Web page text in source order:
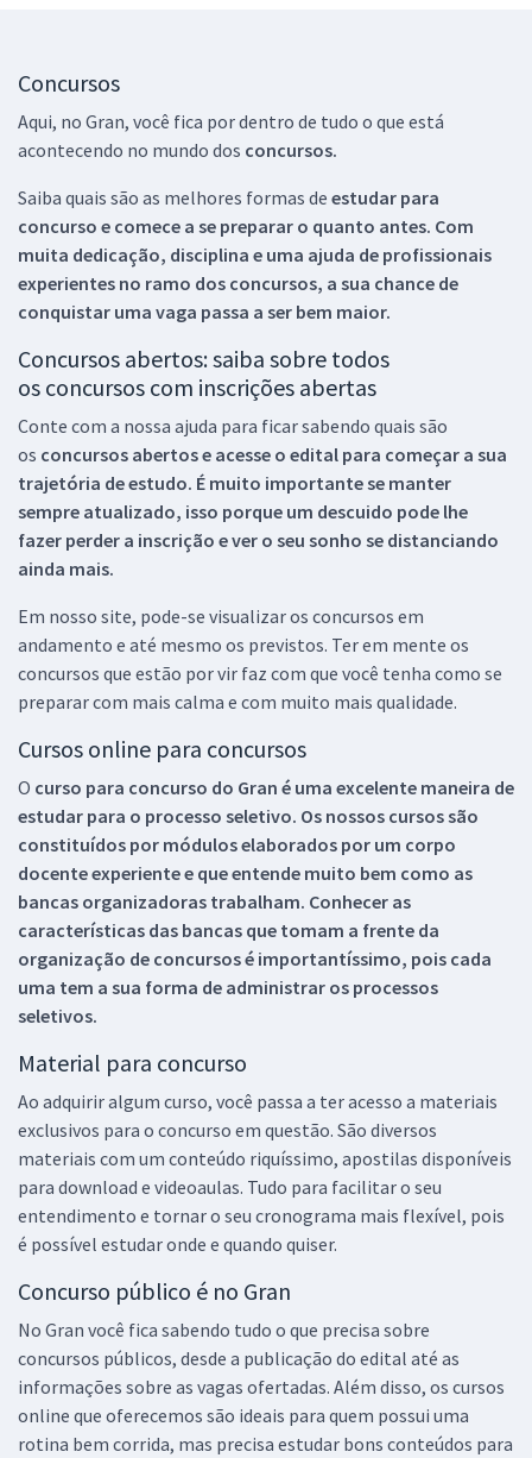
Concursos
Aqui, no Gran, você fica por dentro de tudo o que está
acontecendo no mundo dos concursos.
Saiba quais são as melhores formas de estudar para
concurso e comece a se preparar o quanto antes. Com
muita dedicação, disciplina e uma ajuda de profissionais
experientes no ramo dos concursos, a sua chance de
conquistar uma vaga passa a ser bem maior.
Concursos abertos: saiba sobre todos
os concursos com inscrições abertas
Conte com a nossa ajuda para ficar sabendo quais são
os concursos abertos e acesse o edital para começar a sua
trajetória de estudo. É muito importante se manter
sempre atualizado, isso porque um descuido pode lhe
fazer perder a inscrição e ver o seu sonho se distanciando
ainda mais.
Em nosso site, pode-se visualizar os concursos em
andamento e até mesmo os previstos. Ter em mente os
concursos que estão por vir faz com que você tenha como se
preparar com mais calma e com muito mais qualidade.
Cursos online para concursos
O curso para concurso do Gran é uma excelente maneira de
estudar para o processo seletivo. Os nossos cursos são
constituídos por módulos elaborados por um corpo
docente experiente e que entende muito bem como as
bancas organizadoras trabalham. Conhecer as
características das bancas que tomam a frente da
organização de concursos é importantíssimo, pois cada
uma tem a sua forma de administrar os processos
seletivos.
Material para concurso
Ao adquirir algum curso, você passa a ter acesso a materiais
exclusivos para o concurso em questão. São diversos
materiais com um conteúdo riquíssimo, apostilas disponíveis
para download e videoaulas. Tudo para facilitar o seu
entendimento e tornar o seu cronograma mais flexível, pois
é possível estudar onde e quando quiser.
Concurso público é no Gran
No Gran você fica sabendo tudo o que precisa sobre
concursos públicos, desde a publicação do edital até as
informações sobre as vagas ofertadas. Além disso, os cursos
online que oferecemos são ideais para quem possui uma
rotina bem corrida, mas precisa estudar bons conteúdos para